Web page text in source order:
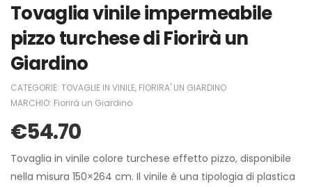
Tovaglia vinile impermeabile
pizzo turchese di Fiorirà un
Giardino
CATEGORIE: TOVAGLIE IN VINILE, FIORIRA' UN GIARDINO
MARCHIO: Fiorirà un Giardino
€54.70
Tovaglia in vinile colore turchese effetto pizzo, disponibile
nella misura 150×264 cm. Il vinile è una tipologia di plastica